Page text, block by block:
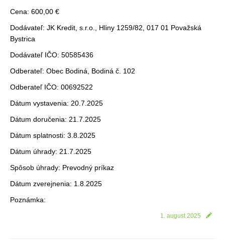
Kontakt
Cena: 600,00 €
Dodávateľ: JK Kredit, s.r.o., Hliny 1259/82, 017 01 Považská
Bystrica
Dodávateľ IČO: 50585436
Odberateľ: Obec Bodiná, Bodiná č. 102
Odberateľ IČO: 00692522
Dátum vystavenia: 20.7.2025
Dátum doručenia: 21.7.2025
Dátum splatnosti: 3.8.2025
Dátum úhrady: 21.7.2025
Spôsob úhrady: Prevodný príkaz
Dátum zverejnenia: 1.8.2025
Poznámka:
1. august 2025